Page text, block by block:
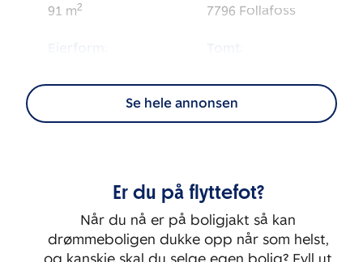
91 m2
7796 Follafoss
Energimerking:
BRA-i:
4
Soverom:
3
Se hele annonsen
Er du på flyttefot?
Når du nå er på boligjakt så kan
drømmeboligen dukke opp når som helst,
og kanskje skal du selge egen bolig? Fyll ut